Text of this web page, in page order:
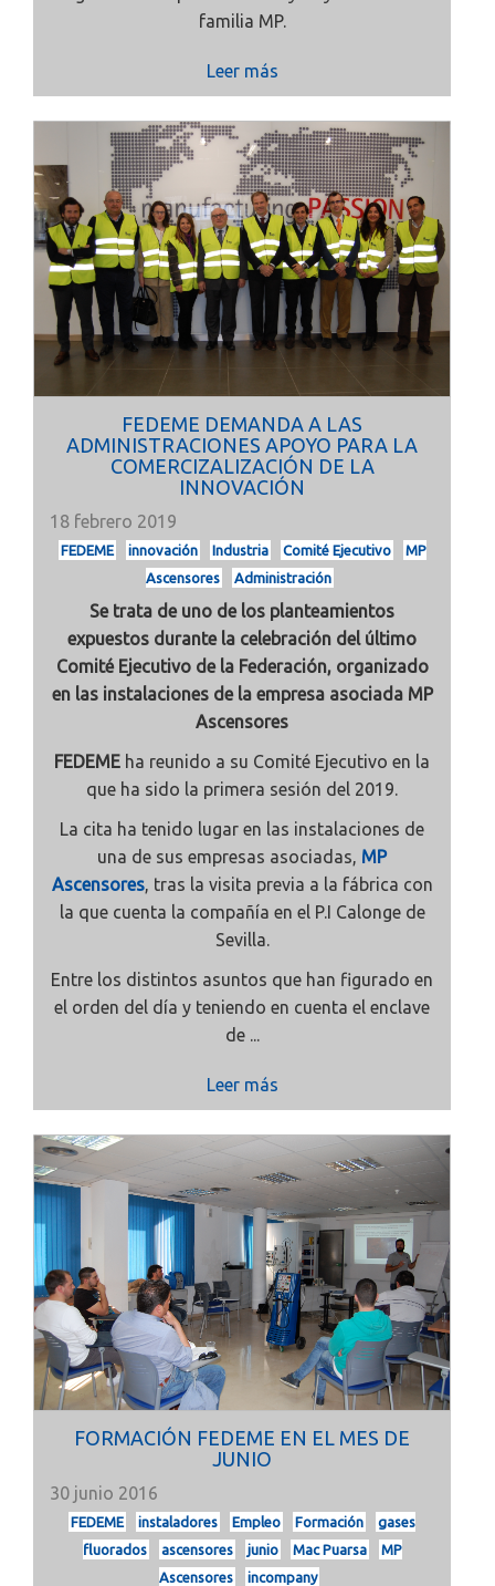
familia MP.
Leer más
FEDEME DEMANDA A LAS
ADMINISTRACIONES APOYO PARA LA
COMERCIZALIZACIÓN DE LA
INNOVACIÓN
18 febrero 2019
FEDEME innovación Industria Comité Ejecutivo
MP
Ascensores
Administración
Se trata de uno de los planteamientos
expuestos durante la celebración del último
Comité Ejecutivo de la Federación, organizado
en las instalaciones de la empresa asociada MP
Ascensores
FEDEME ha reunido a su Comité Ejecutivo en la
que ha sido la primera sesión del 2019.
La cita ha tenido lugar en las instalaciones de
una de sus empresas asociadas, MP
Ascensores, tras la visita previa a la fábrica con
la que cuenta la compañía en el P.I Calonge de
Sevilla.
Entre los distintos asuntos que han figurado en
el orden del día y teniendo en cuenta el enclave
de ...
Leer más
FORMACIÓN FEDEME EN EL MES DE
JUNIO
30 junio 2016
FEDEME instaladores Empleo Formación
gases
fluorados
ascensores junio Mac Puarsa
MP
Ascensores
incompany